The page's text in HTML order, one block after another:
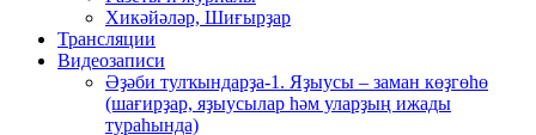
Хикәйәләр, Шиғырҙар
Трансляции
Видеозаписи
Әҙәби тулҡындарҙа-1. Яҙыусы – заман көҙгөһө
(шағирҙар, яҙыусылар һәм уларҙың ижады
тураһында)